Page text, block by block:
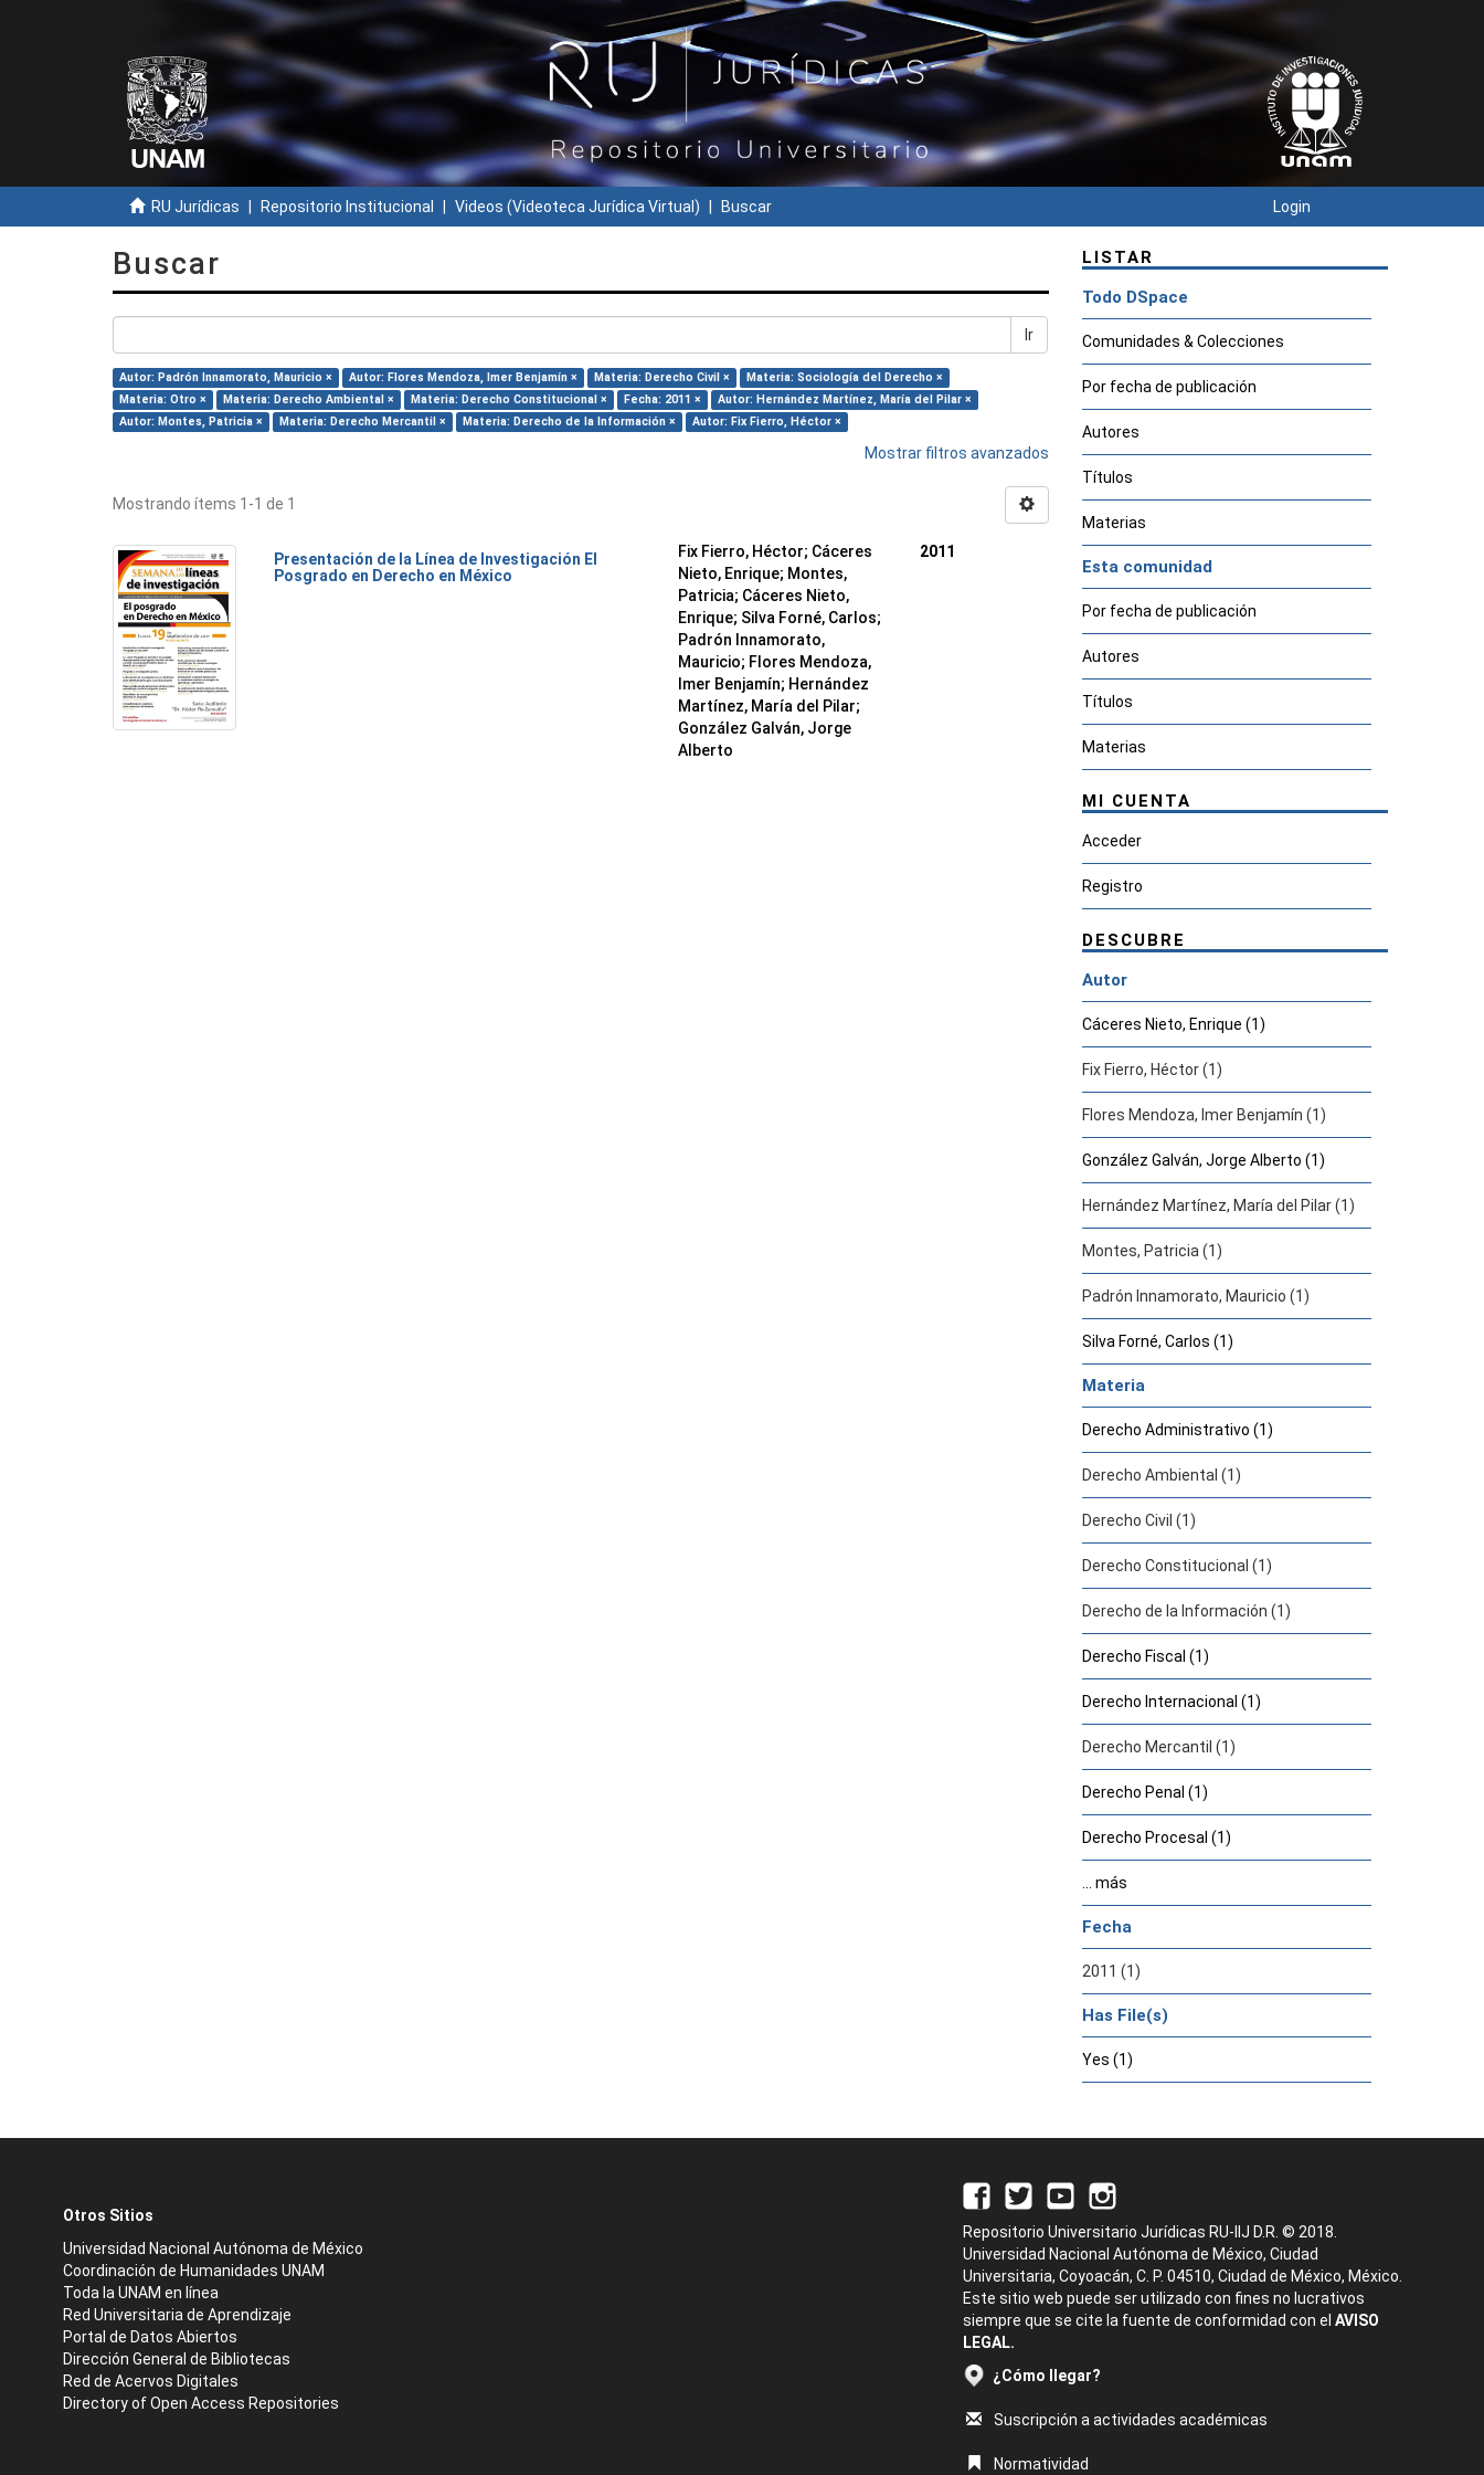
RU Jurídicas Repositorio Institucional Videos (Videoteca Jurídica Virtual) Buscar Login
Buscar
Ir
Autor: Padrón Innamorato, Mauricio × Autor: Flores Mendoza, Imer Benjamín × Materia: Derecho Civil ×
Materia: Sociología del Derecho ×
Materia: Otro ×
Materia: Derecho Ambiental × Materia: Derecho Constitucional × Fecha: 2011 ×
Autor: Hernández Martínez, María del Pilar ×
Autor: Montes, Patricia ×
Materia: Derecho Mercantil × Materia: Derecho de la Información × Autor: Fix Fierro, Héctor ×
Mostrar filtros avanzados
Mostrando ítems 1-1 de 1
Presentación de la Línea de Investigación El
Posgrado en Derecho en México
Fix Fierro, Héctor; Cáceres
Nieto, Enrique; Montes,
Patricia; Cáceres Nieto,
Enrique; Silva Forné, Carlos;
Padrón Innamorato,
Mauricio; Flores Mendoza,
Imer Benjamín; Hernández
Martínez, María del Pilar;
González Galván, Jorge
Alberto
2011
LISTAR
Todo DSpace
Comunidades & Colecciones
Por fecha de publicación
Autores
Títulos
Materias
Esta comunidad
Por fecha de publicación
Autores
Títulos
Materias
MI CUENTA
Acceder
Registro
DESCUBRE
Autor
Cáceres Nieto, Enrique (1)
Fix Fierro, Héctor (1)
Flores Mendoza, Imer Benjamín (1)
González Galván, Jorge Alberto (1)
Hernández Martínez, María del Pilar (1)
Montes, Patricia (1)
Padrón Innamorato, Mauricio (1)
Silva Forné, Carlos (1)
Materia
Derecho Administrativo (1)
Derecho Ambiental (1)
Derecho Civil (1)
Derecho Constitucional (1)
Derecho de la Información (1)
Derecho Fiscal (1)
Derecho Internacional (1)
Derecho Mercantil (1)
Derecho Penal (1)
Derecho Procesal (1)
... más
Fecha
2011 (1)
Has File(s)
Yes (1)
Otros Sitios
Universidad Nacional Autónoma de México
Coordinación de Humanidades UNAM
Toda la UNAM en línea
Red Universitaria de Aprendizaje
Portal de Datos Abiertos
Dirección General de Bibliotecas
Red de Acervos Digitales
Directory of Open Access Repositories
Repositorio Universitario Jurídicas RU-IIJ D.R. © 2018.
Universidad Nacional Autónoma de México, Ciudad
Universitaria, Coyoacán, C. P. 04510, Ciudad de México, México.
Este sitio web puede ser utilizado con fines no lucrativos
siempre que se cite la fuente de conformidad con el AVISO
LEGAL.
¿Cómo llegar?
Suscripción a actividades académicas
Normatividad